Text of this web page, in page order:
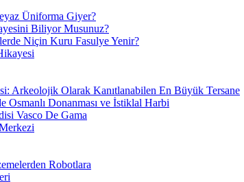
Üniforma Giyer?
Biliyor Musunuz?
Niçin Kuru Fasulye Yenir?
Arkeolojik Olarak Kanıtlanabilen En Büyük Tersane
Osmanlı Donanması ve İstiklal Harbi
Vasco De Gama
Robotlara